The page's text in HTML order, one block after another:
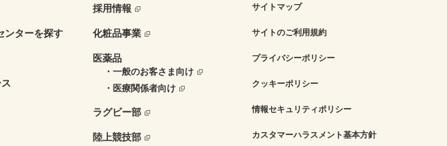
ンターを探す
採用情報
化粧品事業
医薬品
・一般のお客さま向け
・医療関係者向け
ラグビー部
陸上競技部
サイトマップ
サイトのご利用規約
プライバシーポリシー
クッキーポリシー
情報セキュリティポリシー
カスタマーハラスメント基本方針